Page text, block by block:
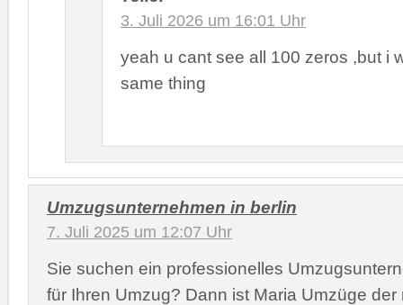
3. Juli 2026 um 16:01 Uhr
yeah u cant see all 100 zeros ,but i
same thing
Umzugsunternehmen in berlin
7. Juli 2025 um 12:07 Uhr
Sie suchen ein professionelles
für Ihren Umzug? Dann ist Maria Umzüge der